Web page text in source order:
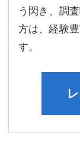
う閃き、調
方は、経験
す。